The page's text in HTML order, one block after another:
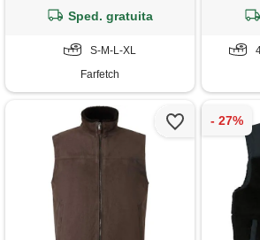
Sped. gratuita
S-M-L-XL
Farfetch